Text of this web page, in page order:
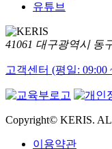
유튜브
41061 대구광역시 동
고객센터 (평일: 09:00
Copyright© KERIS.
이용약관